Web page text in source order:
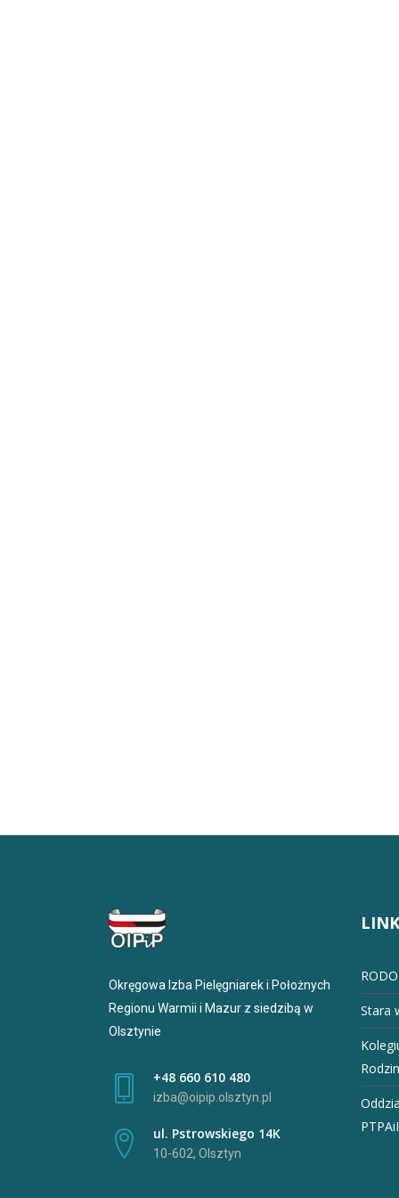
Okręgowa Izba Pielęgniarek i Położnych
Regionu Warmii i Mazur z siedzibą w
Olsztynie
+48 660 610 480
izba@oipip.olsztyn.pl
ul. Pstrowskiego 14K
10-602, Olsztyn
RODO
Stara